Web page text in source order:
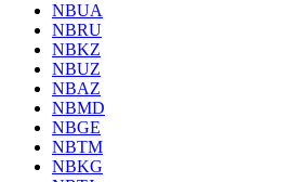
NBUA
NBRU
NBKZ
NBUZ
NBAZ
NBMD
NBGE
NBTM
NBKG